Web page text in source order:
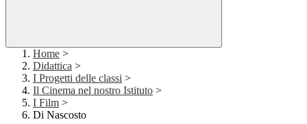
Home >
Didattica >
I Progetti delle classi >
Il Cinema nel nostro Istituto >
I Film >
Di Nascosto